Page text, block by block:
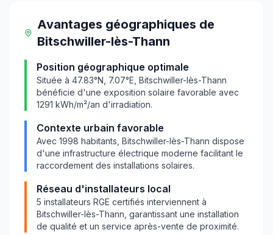
Avantages géographiques de
Bitschwiller-lès-Thann
Position géographique optimale
Située à 47.83°N, 7.07°E, Bitschwiller-lès-Thann
bénéficie d'une exposition solaire favorable avec
1291 kWh/m²/an d'irradiation.
Contexte urbain favorable
Avec 1998 habitants, Bitschwiller-lès-Thann dispose
d'une infrastructure électrique moderne facilitant le
raccordement des installations solaires.
Réseau d'installateurs local
5 installateurs RGE certifiés interviennent à
Bitschwiller-lès-Thann , garantissant une installation
de qualité et un service après-vente de proximité.